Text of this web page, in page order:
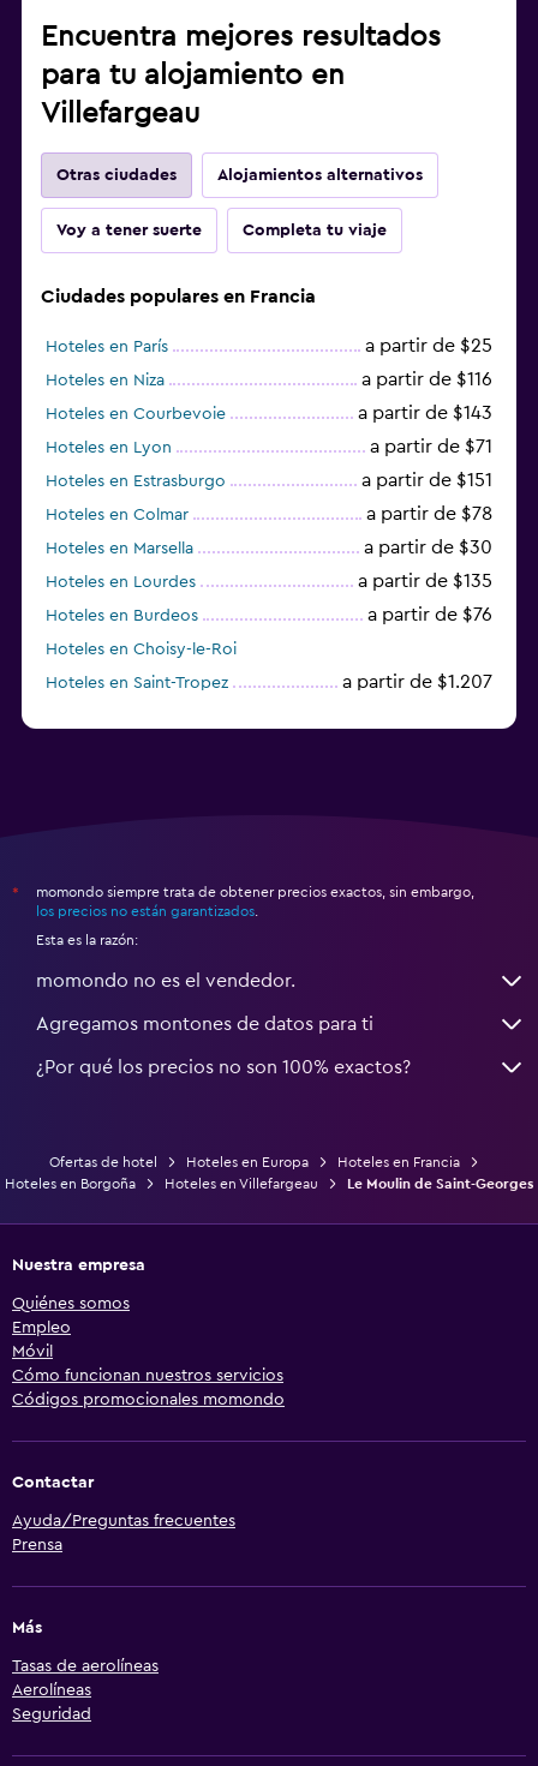
Encuentra mejores resultados
para tu alojamiento en
Villefargeau
Otras ciudades Alojamientos alternativos
Voy a tener suerte Completa tu viaje
Ciudades populares en Francia
Hoteles en París a partir de $25
Hoteles en Niza a partir de $116
Hoteles en Courbevoie a partir de $143
Hoteles en Lyon a partir de $71
Hoteles en Estrasburgo a partir de $151
Hoteles en Colmar a partir de $78
Hoteles en Marsella a partir de $30
Hoteles en Lourdes a partir de $135
Hoteles en Burdeos a partir de $76
Hoteles en Choisy-le-Roi
Hoteles en Saint-Tropez
a partir de $1.207
*
momondo siempre trata de obtener precios exactos, sin embargo,
los precios no están garantizados
Esta es la razón:
momondo no es el vendedor.
Agregamos montones de datos para ti
¿Por qué los precios no son 100% exactos?
Ofertas de hotel Hoteles en Europa
Hoteles en Francia
Hoteles en Borgoña
Hoteles en Villefargeau Le Moulin de Saint-Georges
Nuestra empresa
Quiénes somos
Empleo
Móvil
Cómo funcionan nuestros servicios
Códigos promocionales momondo
Contactar
Ayuda/Preguntas frecuentes
Prensa
Más
Tasas de aerolíneas
Aerolíneas
Seguridad